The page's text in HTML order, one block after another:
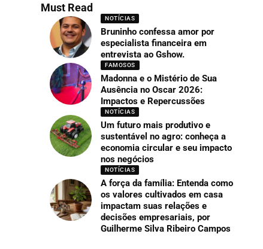
Must Read
NOTÍCIAS
Bruninho confessa amor por
especialista financeira em
entrevista ao Gshow.
FAMOSOS
Madonna e o Mistério de Sua
Ausência no Oscar 2026:
Impactos e Repercussões
NOTÍCIAS
Um futuro mais produtivo e
sustentável no agro: conheça a
economia circular e seu impacto
nos negócios
NOTÍCIAS
A força da família: Entenda como
os valores cultivados em casa
impactam suas relações e
decisões empresariais, por
Guilherme Silva Ribeiro Campos